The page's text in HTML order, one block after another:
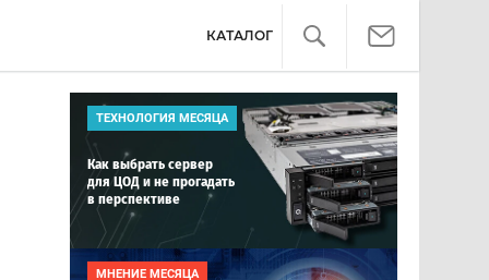
КАТАЛОГ
ТЕХНОЛОГИЯ МЕСЯЦА
Как выбрать сервер
для ЦОД и не прогадать
в перспективе
МНЕНИЕ МЕСЯЦА